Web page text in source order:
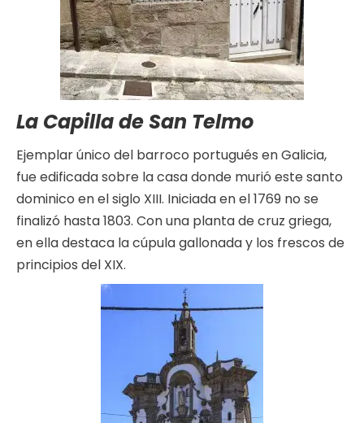
La Capilla de San Telmo
Ejemplar único del barroco portugués en Galicia,
fue edificada sobre la casa donde murió este santo
dominico en el siglo XIII. Iniciada en el 1769 no se
finalizó hasta 1803. Con una planta de cruz griega,
en ella destaca la cúpula gallonada y los frescos de
principios del XIX.